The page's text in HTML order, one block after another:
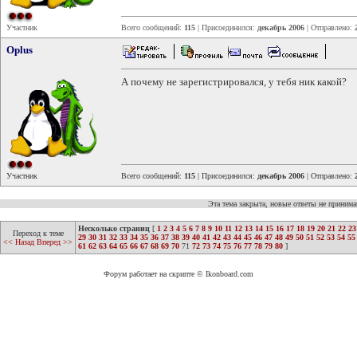
Участник Всего сообщений: 115 | Присоединился: декабрь 2006 | Отправлено:
Oplus
Участник
А почему не зарегистрировался, у тебя ник какой?
Всего сообщений: 115 | Присоединился: декабрь 2006 | Отправлено:
Эта тема закрыта, новые ответы не
Переход к теме
<< Назад Вперед >>
Несколько страниц [ 1 2 3 4 5 6 7 8 9 10 11 12 13 14 15 16 17 18 19 20 21 22 23
29 30 31 32 33 34 35 36 37 38 39 40 41 42 43 44 45 46 47 48 49 50 51 52 53 54 55
61 62 63 64 65 66 67 68 69 70 71 72 73 74 75 76 77 78 79 80 ]
Форум работает на скрипте © Ikonboard.com